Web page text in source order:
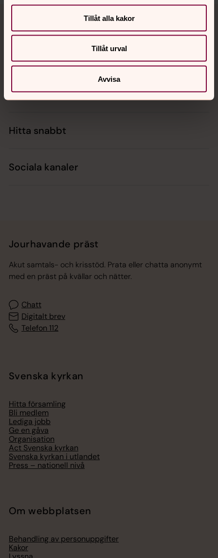
Tillåt alla kakor
Tillåt urval
Avvisa
Tillbaka till toppen
Tillbaka till innehållet
Kontakt
Kalender
Hitta snabbt
Sociala kanaler
Jourhavande präst
Akut samtals- och krisstöd. Prata eller chatta anonymt
med en präst på kvällar och nätter.
Chatt
Digitalt brev
Telefon 112
Svenska kyrkan
Hitta församling
Bli medlem
Lediga jobb
Ge en gåva
Organisation
Act Svenska kyrkan
Svenska kyrkan i utlandet
Press – nationell nivå
Om webbplatsen
Behandling av personuppgifter
Kakor